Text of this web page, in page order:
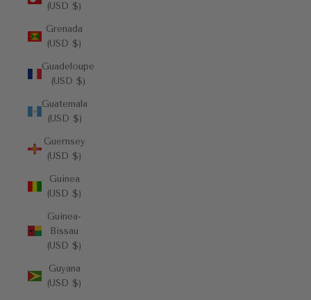
(USD $)
Grenada
(USD $)
Guadeloupe
(USD $)
Guatemala
(USD $)
Guernsey
(USD $)
Guinea
(USD $)
Guinea-
Bissau
(USD $)
Guyana
(USD $)